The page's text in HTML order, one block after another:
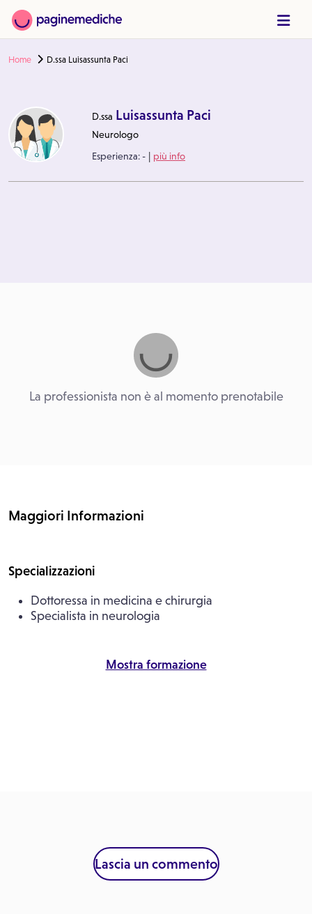
Home D.ssa Luisassunta Paci
D.ssa Luisassunta Paci
Neurologo
Esperienza:- | più info
La professionista non è al momento prenotabile
Maggiori Informazioni
Specializzazioni
Dottoressa in medicina e chirurgia
Specialista in neurologia
Mostra formazione
Lascia un commento